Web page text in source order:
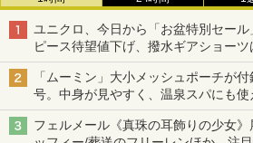
ユニクロ、今日から「お盆特別セー
ピース待望値下げ、撥水ギアショー
「ムーミン」大小メッシュポーチが
号。中身が見やすく、温泉スパにも使
フェルメール《真珠の耳飾りの少女